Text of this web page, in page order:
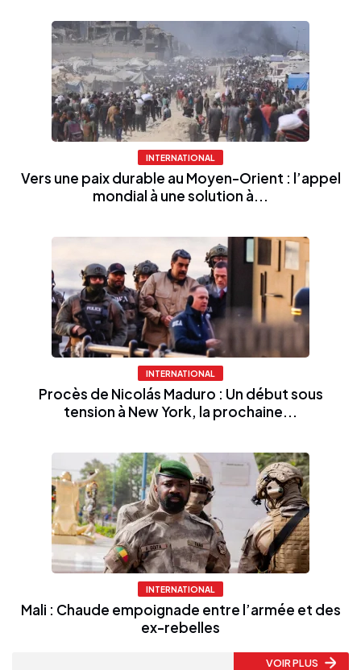
INTERNATIONAL
Vers une paix durable au Moyen-Orient : l’appel
mondial à une solution à...
INTERNATIONAL
Procès de Nicolás Maduro : Un début sous
tension à New York, la prochaine...
INTERNATIONAL
Mali : Chaude empoignade entre l’armée et des
ex-rebelles
VOIR PLUS